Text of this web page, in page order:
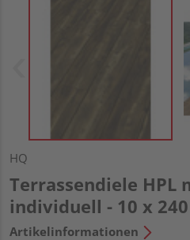
HQ
Terrassendiele HPL
individuell - 10 x
Artikelinformationen